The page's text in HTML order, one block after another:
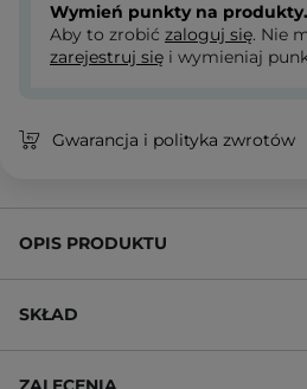
Wymień punkty na produkty.
Aby to zrobić zaloguj się. Nie
zarejestruj się i wymieniaj
Gwarancja i polityka zwrotów
OPIS PRODUKTU
SKŁAD